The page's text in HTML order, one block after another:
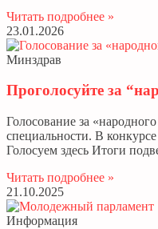
Читать подробнее »
23.01.2026
Минздрав
Проголосуйте за
Голосование за
специальности. В
Голосуем здесь Итоги
Читать подробнее »
21.10.2025
Информация